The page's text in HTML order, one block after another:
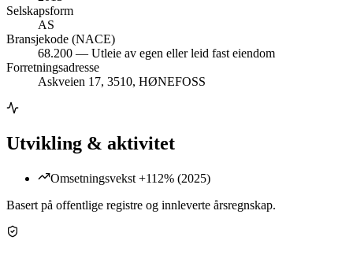
Selskapsform
AS
Bransjekode (NACE)
68.200 — Utleie av egen eller leid fast eiendom
Forretningsadresse
Askveien 17, 3510, HØNEFOSS
Utvikling & aktivitet
Omsetningsvekst +112% (2025)
Basert på offentlige registre og innleverte årsregnskap.